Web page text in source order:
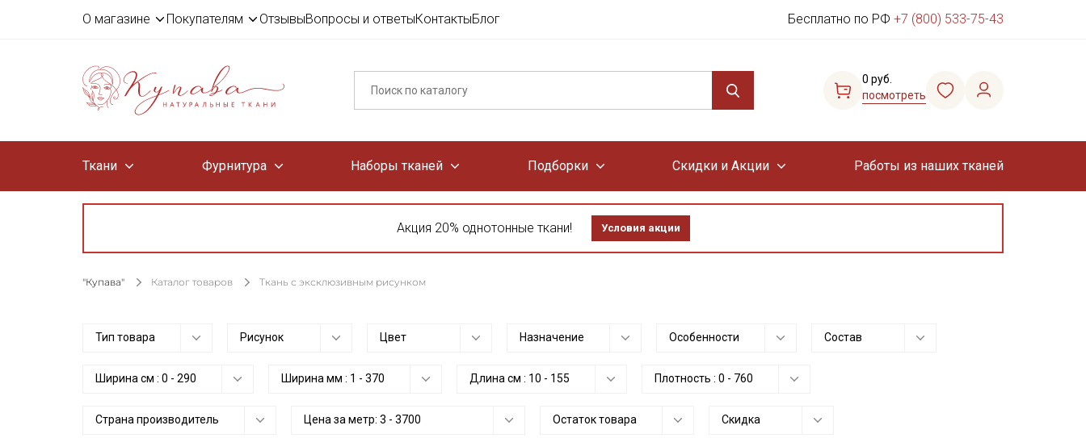
О магазине Покупателям ОтзывыВопросы и ответыКонтактыБлог Бесплатно по РФ +7 (800) 533-75-43
0 руб.
посмотреть
Ткани Фурнитура Наборы тканей Подборки Скидки и Акции Работы из наших тканей
Акция 20% однотонные ткани! Условия акции
"Купава" Каталог товаров Ткань с эксклюзивным рисунком
Тип товара Рисунок Цвет Назначение Особенности Состав
Ширина см : 0 - 290 Ширина мм : 1 - 370 Длина см : 10 - 155 Плотность : 0 - 760
Страна производитель Цена за метр: 3 - 3700 Остаток товара Скидка